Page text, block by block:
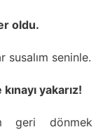
oldu.
susalım seninle.
yakarız!
geri dönmek